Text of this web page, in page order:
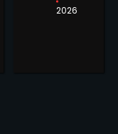
2026